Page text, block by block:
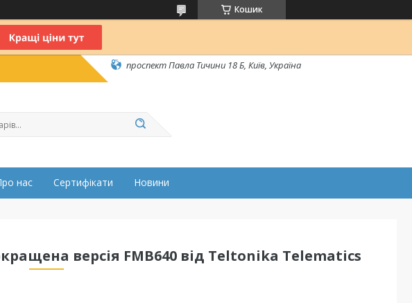
Кошик
проспект Павла Тичини 18 Б, Київ, Україна
нас Сертифікати Новини
версія FMB640 від Teltonika Telematics